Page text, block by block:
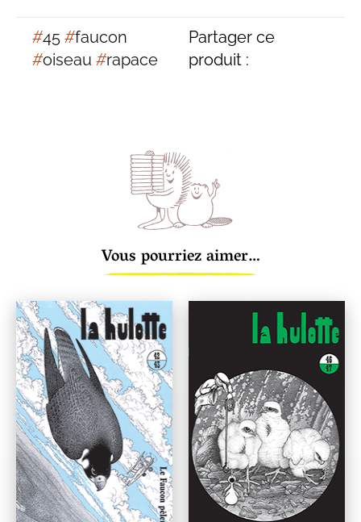
#45 #faucon
#oiseau #rapace
Partager ce
produit :
Vous pourriez aimer…